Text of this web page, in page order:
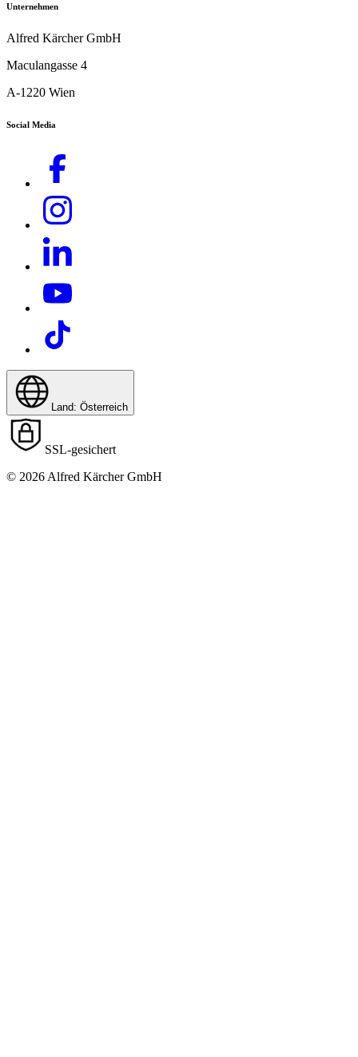
Unternehmen
Alfred Kärcher GmbH
Maculangasse 4
A-1220 Wien
Social Media
Land: Österreich
SSL-gesichert
© 2026 Alfred Kärcher GmbH